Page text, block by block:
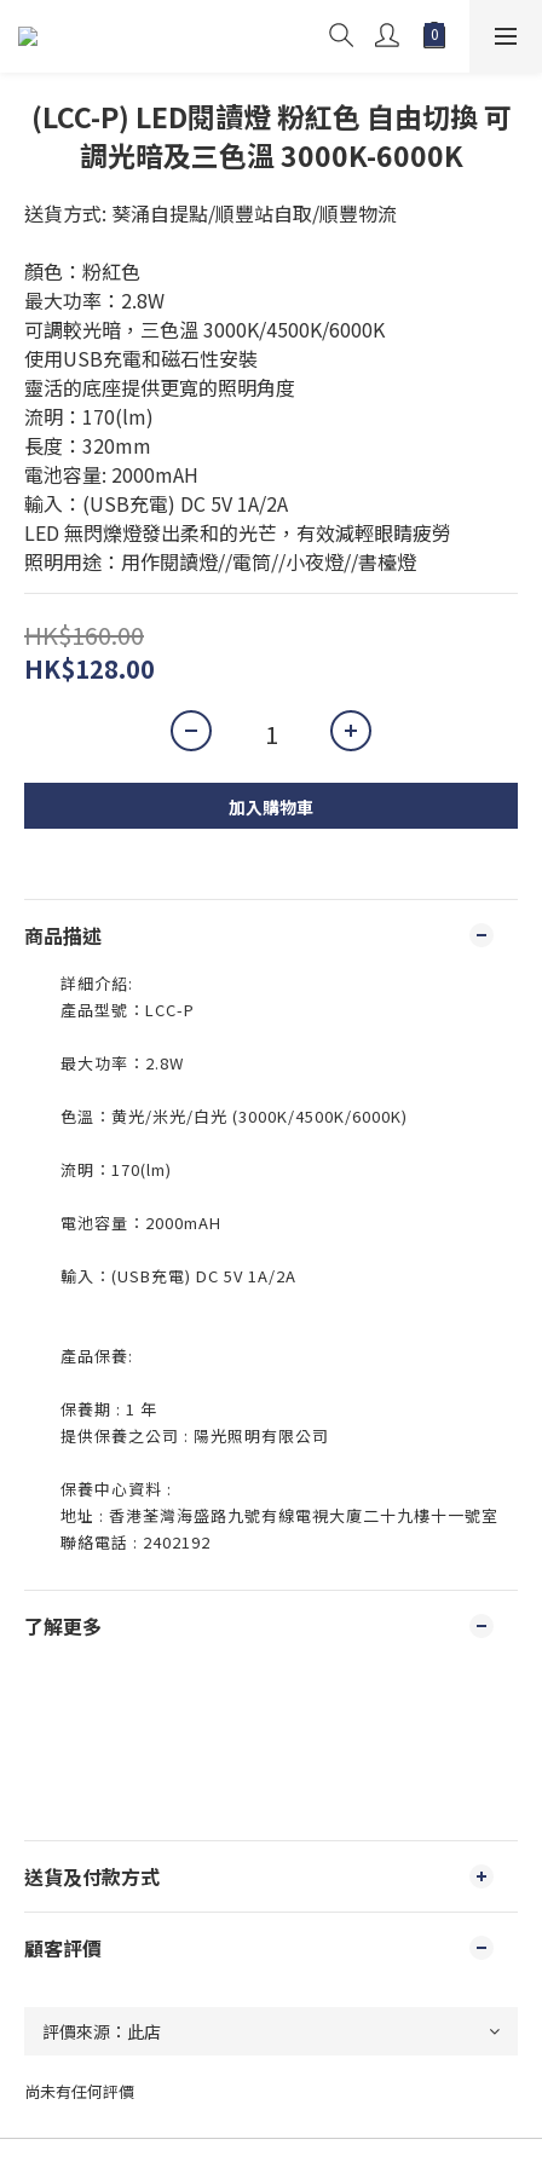
(LCC-P) LED閱讀燈 粉紅色 自由切換 可
調光暗及三色溫 3000K-6000K
送貨方式: 葵涌自提點/順豐站自取/順豐物流
顏色：粉紅色
最大功率：2.8W
可調較光暗，三色溫 3000K/4500K/6000K
使用USB充電和磁石性安裝
靈活的底座提供更寬的照明角度
流明：170(lm)
長度：320mm
電池容量: 2000mAH
輸入：(USB充電) DC 5V 1A/2A
LED 無閃爍燈發出柔和的光芒，有效減輕眼睛疲勞
照明用途：用作閱讀燈//電筒//小夜燈//書檯燈
HK$160.00
HK$128.00
加入購物車
商品描述
詳細介紹:
產品型號：LCC-P
最大功率：2.8W
色溫：黄光/米光/白光 (3000K/4500K/6000K)
流明：170(lm)
電池容量：2000mAH
輸入：(USB充電) DC 5V 1A/2A
產品保養:
保養期 : 1 年
提供保養之公司 : 陽光照明有限公司
保養中心資料 :
地址 : 香港荃灣海盛路九號有線電視大廈二十九樓十一號室
聯絡電話 : 2402192
了解更多
送貨及付款方式
顧客評價
尚未有任何評價